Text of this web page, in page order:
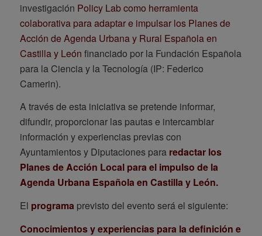
investigación Policy Lab como herramienta
colaborativa para adaptar e impulsar los Planes de
Acción de Agenda Urbana y Rural Española en
Castilla y León financiado por la Fundación Española
para la Ciencia y la Tecnología (IP: Federico
Camerin).
A través de esta iniciativa se pretende informar,
difundir, proporcionar las pautas e intercambiar
información y experiencias previas con
Ayuntamientos y Diputaciones para redactar los
Planes de Acción Local para el impulso de la
Agenda Urbana Española en Castilla y León.
El programa previsto del evento será el siguiente:
Conocimientos y experiencias para la definición e